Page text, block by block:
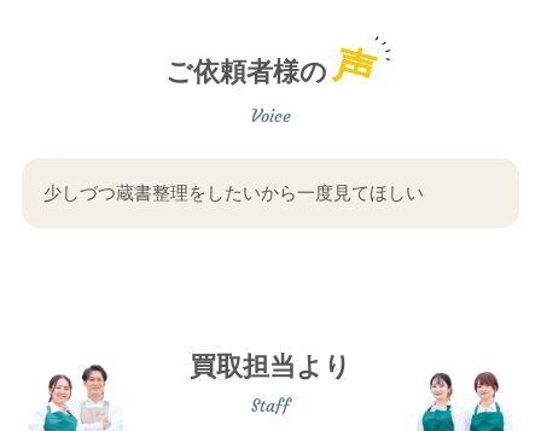
ご依頼者様の声
少しづつ蔵書整理をしたいから一度見てほしい
買取担当より